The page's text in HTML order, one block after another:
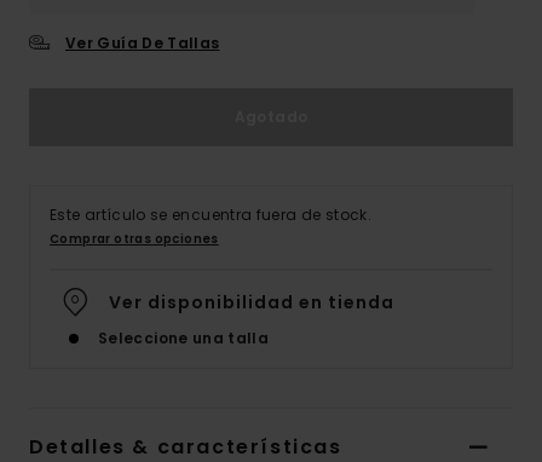
Ver Guía De Tallas
Este artículo se encuentra fuera de stock.
Comprar otras opciones
Ver disponibilidad en tienda
Seleccione una talla
Detalles & características